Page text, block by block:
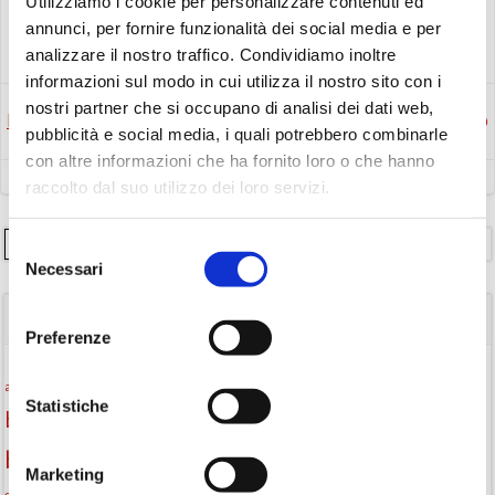
annunci, per fornire funzionalità dei social media e per
analizzare il nostro traffico. Condividiamo inoltre
informazioni sul modo in cui utilizza il nostro sito con i
nostri partner che si occupano di analisi dei dati web,
pubblicità e social media, i quali potrebbero combinarle
con altre informazioni che ha fornito loro o che hanno
raccolto dal suo utilizzo dei loro servizi.
delNecessari
Preferenze
Statistiche
Marketing
Eventi Laboratorio
Post
navigation
Precedente
Post
navigation
Successivo
attività per bambini Attività per ragazzi
biblioteca biblioteca di Monselice
biblioteca Monselice Biblioteca San Biagio